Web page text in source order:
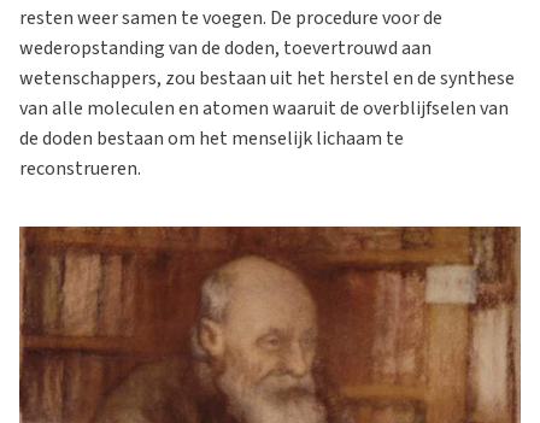
resten weer samen te voegen. De procedure voor de
wederopstanding van de doden, toevertrouwd aan
wetenschappers, zou bestaan uit het herstel en de synthese
van alle moleculen en atomen waaruit de overblijfselen van
de doden bestaan om het menselijk lichaam te
reconstrueren.